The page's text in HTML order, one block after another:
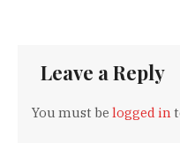
Leave a Reply
You must belogged in